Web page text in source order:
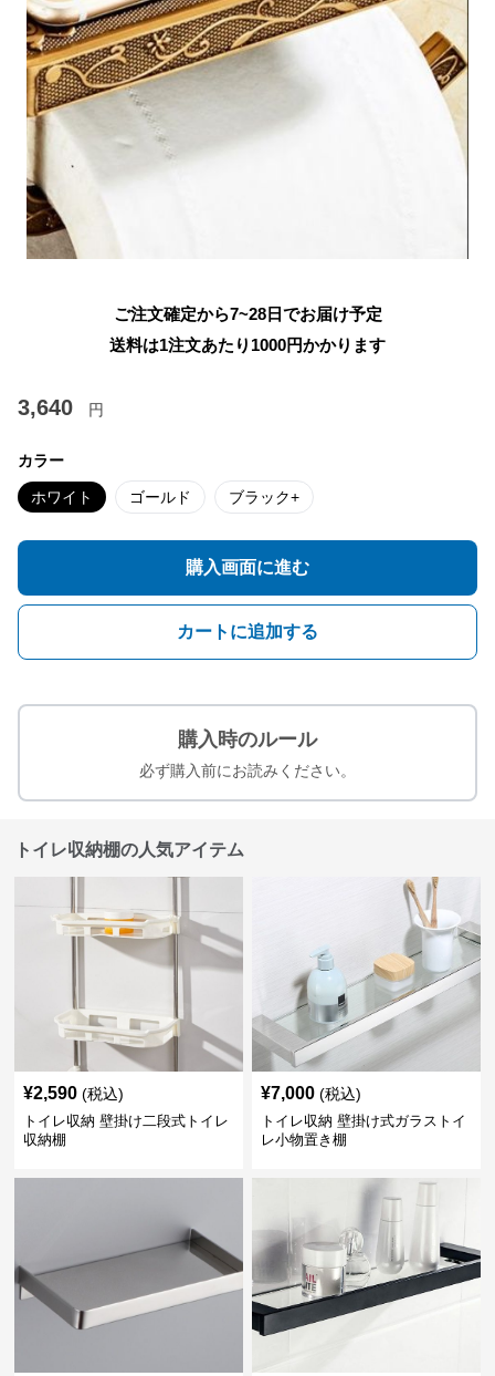
ご注文確定から7~28日でお届け予定
送料は1注文あたり 1000円かかります
3,640 円
カラー
ホワイト ゴールド ブラック+
購入画面に進む
カートに追加する
購入時のルール
必ず購入前にお読みください。
トイレ収納棚の人気アイテム
¥2,590 (税込)
トイレ収納 壁掛け二段式トイレ
収納棚
¥7,000 (税込)
トイレ収納 壁掛け式ガラストイ
レ小物置き棚